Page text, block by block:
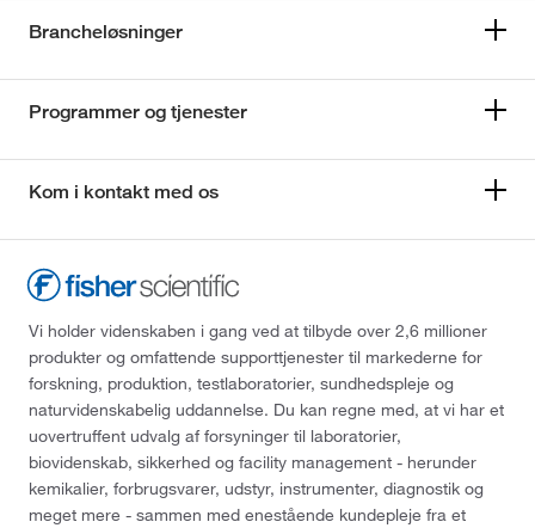
Brancheløsninger
Programmer og tjenester
Kom i kontakt med os
Vi holder videnskaben i gang ved at tilbyde over 2,6 millioner
produkter og omfattende supporttjenester til markederne for
forskning, produktion, testlaboratorier, sundhedspleje og
naturvidenskabelig uddannelse. Du kan regne med, at vi har et
uovertruffent udvalg af forsyninger til laboratorier,
biovidenskab, sikkerhed og facility management - herunder
kemikalier, forbrugsvarer, udstyr, instrumenter, diagnostik og
meget mere - sammen med enestående kundepleje fra et